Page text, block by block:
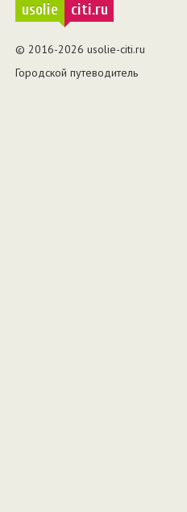
usolie citi.ru
© 2016-2026 usolie-citi.ru
Городской путеводитель